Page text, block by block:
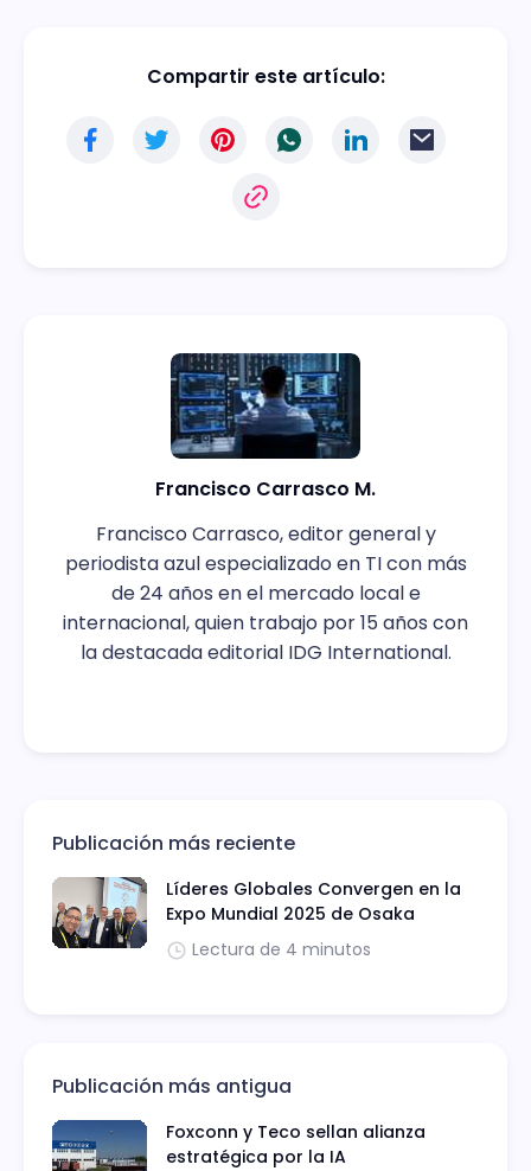
Compartir este artículo:
Francisco Carrasco M.
Francisco Carrasco, editor general y
periodista azul especializado en TI con más
de 24 años en el mercado local e
internacional, quien trabajo por 15 años con
la destacada editorial IDG International.
Publicación más reciente
Líderes Globales Convergen en la
Expo Mundial 2025 de Osaka
Lectura de 4 minutos
Publicación más antigua
Foxconn y Teco sellan alianza
estratégica por la IA